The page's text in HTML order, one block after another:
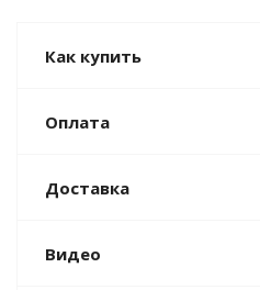
Как купить
Оплата
Доставка
Видео